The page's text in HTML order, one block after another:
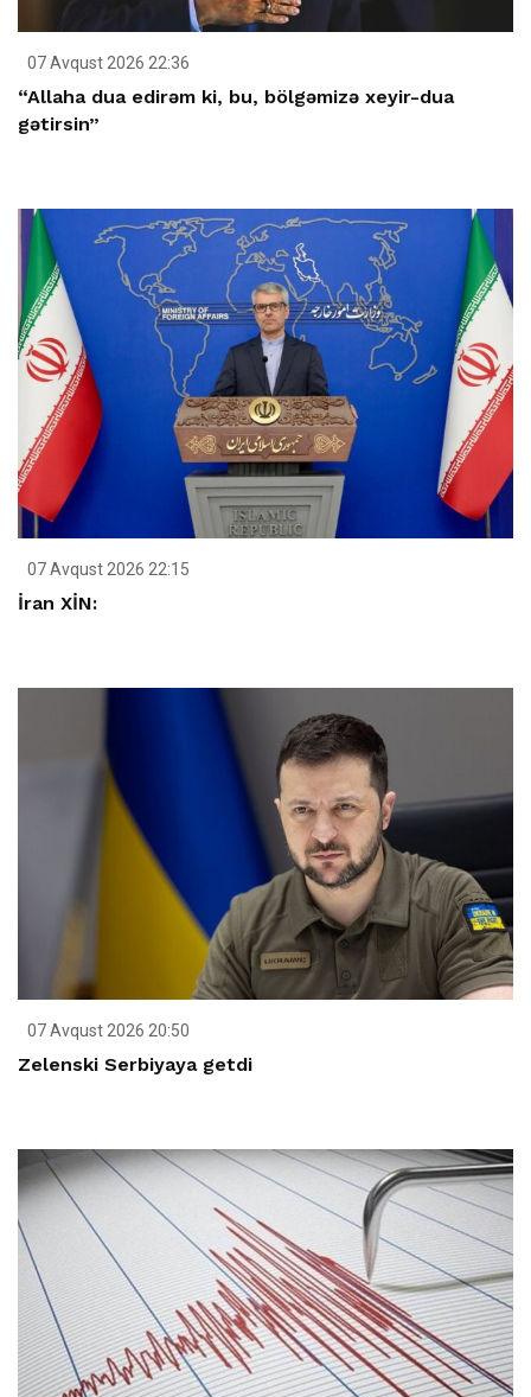
07 Avqust 2026 22:36
“Allaha dua edirəm ki, bu, bölgəmizə xeyir-dua
gətirsin”
07 Avqust 2026 22:15
İran XİN:
07 Avqust 2026 20:50
Zelenski Serbiyaya getdi